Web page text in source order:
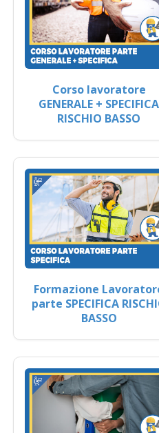
Corso lavoratore
GENERALE + SPECIFICA
RISCHIO BASSO
Formazione
parte SPECIFICA
BASSO